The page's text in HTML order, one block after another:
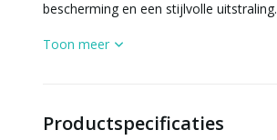
bescherming en een stijlvolle uitstraling.
Toon meer
Productspecificaties